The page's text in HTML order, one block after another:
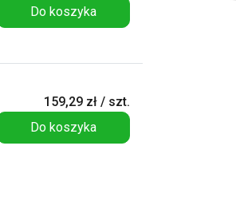
Do koszyka
159,29 zł / szt.
Do koszyka